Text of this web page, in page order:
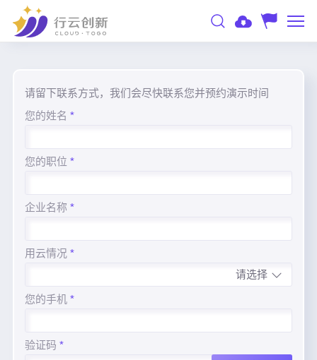
请留下联系方式，我们会尽快联系您并预约演示时间
您的姓名 *
您的职位 *
企业名称 *
用云情况 *
您的手机 *
验证码 *